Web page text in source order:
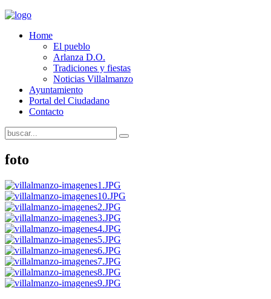
Home
El pueblo
Arlanza D.O.
Tradiciones y fiestas
Noticias Villalmanzo
Ayuntamiento
Portal del Ciudadano
Contacto
foto